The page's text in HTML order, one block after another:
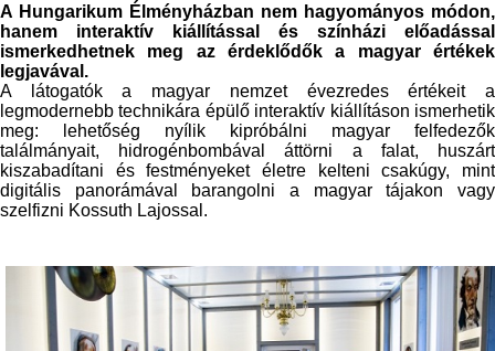
A Hungarikum Élményházban nem hagyományos módon,
hanem interaktív kiállítással és színházi előadással
ismerkedhetnek meg az érdeklődők a magyar értékek
legjavával.
A látogatók a magyar nemzet évezredes értékeit a
legmodernebb technikára épülő interaktív kiállításon ismerhetik
meg: lehetőség nyílik kipróbálni magyar felfedezők
találmányait, hidrogénbombával áttörni a falat, huszárt
kiszabadítani és festményeket életre kelteni csakúgy, mint
digitális panorámával barangolni a magyar tájakon vagy
szelfizni Kossuth Lajossal.